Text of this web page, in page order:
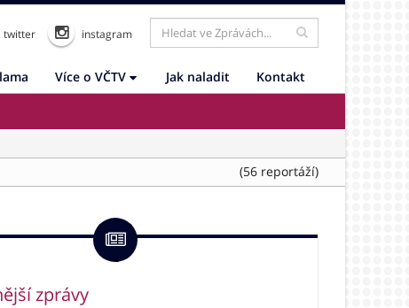
twitter instagram
Více o VČTV Jak naladit Kontakt
(56 reportáží)
zprávy